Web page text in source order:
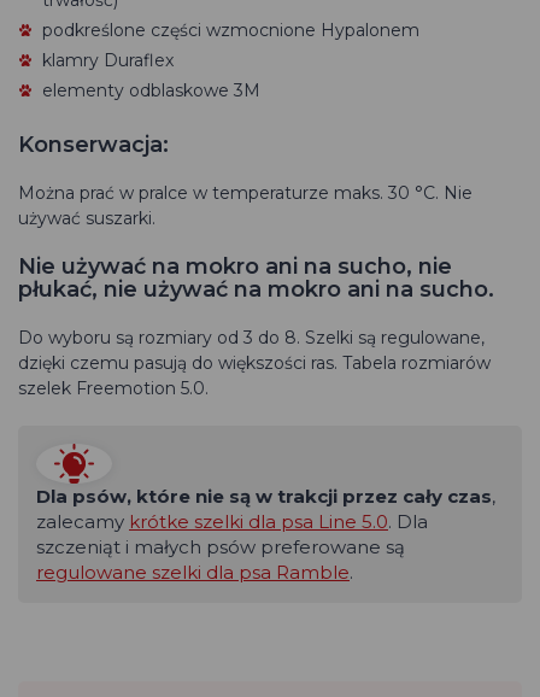
podkreślone części wzmocnione Hypalonem
klamry Duraflex
elementy odblaskowe 3M
Konserwacja:
Można prać w pralce w temperaturze maks. 30 °C. Nie
używać suszarki.
Nie używać na mokro ani na sucho, nie
płukać, nie używać na mokro ani na sucho.
Do wyboru są rozmiary od 3 do 8. Szelki są regulowane,
dzięki czemu pasują do większości ras. Tabela rozmiarów
szelek Freemotion 5.0.
Dla psów, które nie są w trakcji przez cały czas,
zalecamy krótke szelki dla psa Line 5.0. Dla
szczeniąt i małych psów preferowane są
regulowane szelki dla psa Ramble.